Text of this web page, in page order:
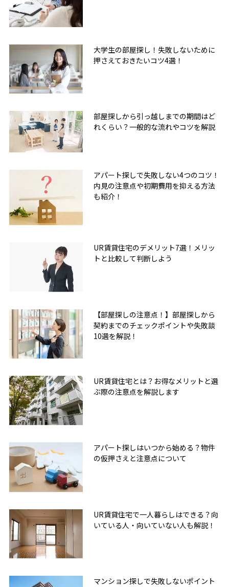
大学生の部屋探し！失敗しないために
押さえておきたいコツ4選！
部屋探しから引っ越しまでの期間はど
れくらい？一般的な流れやコツを解説
アパート探しで失敗しない4つのコツ！
内見の注意点や初期費用を抑える方法
も紹介！
UR賃貸住宅のデメリット7選！メリッ
トと比較して判断しよう
【部屋探しの注意点！】部屋探しから
契約までのチェックポイントや失敗談
10選を解説！
UR賃貸住宅とは？お得なメリットと選
ぶ際の注意点を解説します
アパート探しはいつから始める？物件
の仮押さえと注意点について
UR賃貸住宅で一人暮らしはできる？向
いている人・向いていない人も解説！
マンション探しで失敗しないポイント